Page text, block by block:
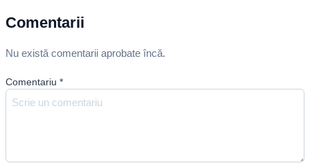
Comentarii
Nu există comentarii aprobate încă.
Comentariu *